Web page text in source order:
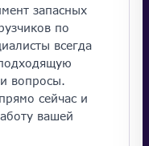
запасных
по
всегда
вопросы.
сейчас и
вашей